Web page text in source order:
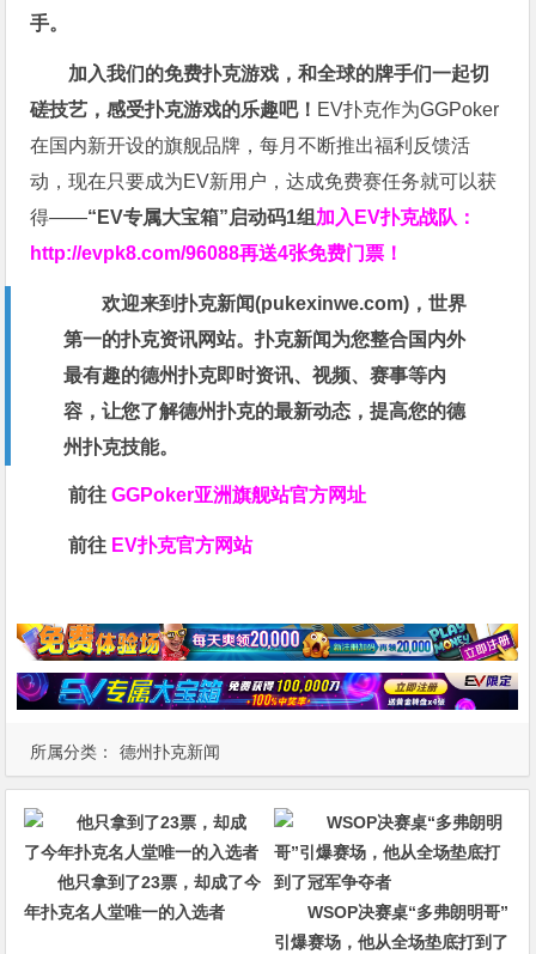
所属分类： 德州扑克新闻
手。
加入我们的免费扑克游戏，和全球的牌手们一起切
磋技艺，感受扑克游戏的乐趣吧！ EV扑克作为GGPoker
在国内新开设的旗舰品牌，每月不断推出福利反馈活
动，现在只要成为EV新用户，达成免费赛任务就可以获
得——“EV专属大宝箱”启动码1组 加入EV扑克战队：
http://evpk8.com/96088再送4张免费门票！
欢迎来到扑克新闻(pukexinwe.com)，世界
第一的扑克资讯网站。扑克新闻为您整合国内外
最有趣的德州扑克即时资讯、视频、赛事等内
容，让您了解德州扑克的最新动态，提高您的德
州扑克技能。
前往GGPoker亚洲旗舰站官方网址
前往 EV扑克官方网站
他只拿到了23票，却成了今
年扑克名人堂唯一的入选者
WSOP决赛桌“多弗朗明哥”
引爆赛场，他从全场垫底打到了